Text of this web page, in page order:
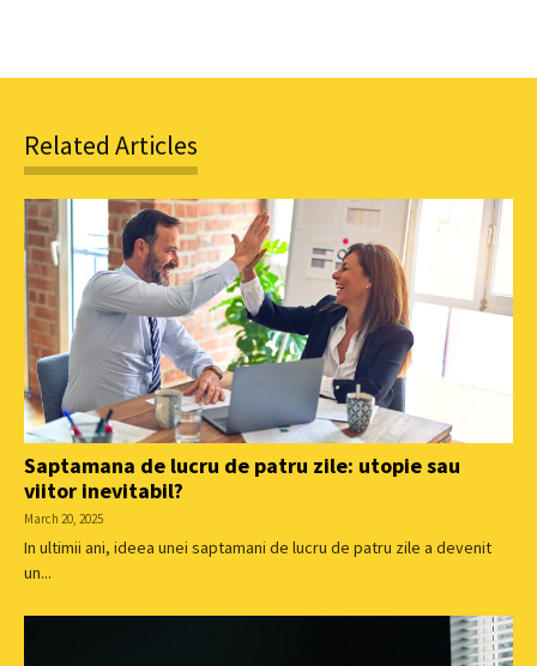
Related Articles
Saptamana de lucru de patru zile: utopie sau
viitor inevitabil?
March 20, 2025
In ultimii ani, ideea unei saptamani de lucru de patru zile a devenit
un...